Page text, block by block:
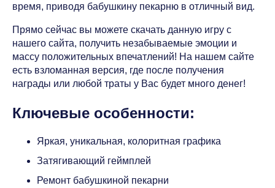
время, приводя бабушкину пекарню в отличный вид.
Прямо сейчас вы можете скачать данную игру с
нашего сайта, получить незабываемые эмоции и
массу положительных впечатлений! На нашем сайте
есть взломанная версия, где после получения
награды или любой траты у Вас будет много денег!
Ключевые особенности:
Яркая, уникальная, колоритная графика
Затягивающий геймплей
Ремонт бабушкиной пекарни